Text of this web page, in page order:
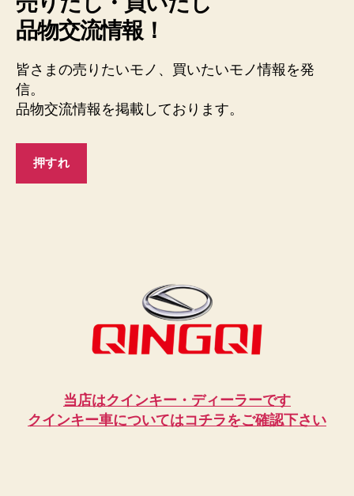
品物交流情報！
皆さまの売りたいモノ、買いたいモノ情報を発
信。
品物交流情報を掲載しております。
押すれ
当店はクインキー・ディーラーです
クインキー車についてはコチラをご確認下さい